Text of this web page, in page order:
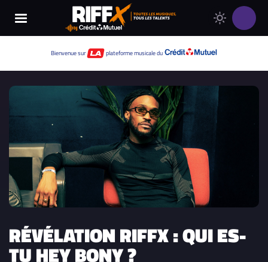
Bienvenue sur plateforme musicale du
Changer
de
RIFFX
Thème
clair
RÉVÉLATION RIFFX : QUI ES-
TU HEY BONY ?